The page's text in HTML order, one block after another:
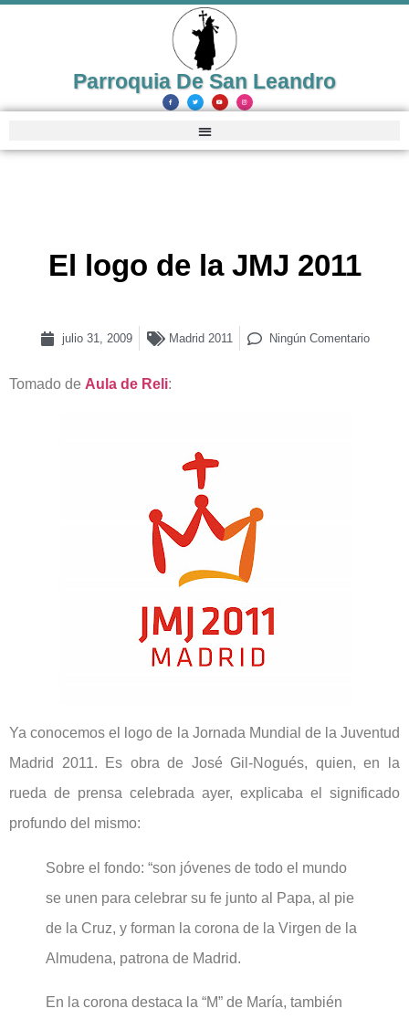
Parroquia De San Leandro
El logo de la JMJ 2011
julio 31, 2009 Madrid 2011 Ningún Comentario
Tomado de Aula de Reli:
Ya conocemos el logo de la Jornada Mundial de la Juventud
Madrid 2011. Es obra de José Gil-Nogués, quien, en la
rueda de prensa celebrada ayer, explicaba el significado
profundo del mismo:
Sobre el fondo: “son jóvenes de todo el mundo
se unen para celebrar su fe junto al Papa, al pie
de la Cruz, y forman la corona de la Virgen de la
Almudena, patrona de Madrid.
En la corona destaca la “M” de María, también